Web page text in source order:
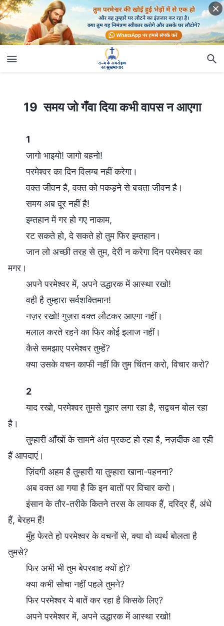
19 समय जो गँवा दिया कभी वापस न आएगा
19 समय जो गँवा दिया कभी वापस न आएगा
1
जागो भाइयो! जागो बहनो!
परमेश्वर का दिन विलम्ब नहीं करेगा।
वक्त जीवन है, वक्त को पकड़ने से बचता जीवन है।
समय अब दूर नहीं है!
इम्तहान में गर हो गए नाकाम,
रट सकते हो, दे सकते हो तुम फिर इम्तहान।
जान लो अच्छी तरह से तुम, देरी न करेगा दिन परमेश्वर का
मगर।
अपने परमेश्वर में, अपने उद्धारक में आस्था रखो!
वही है तुम्हारा सर्वशक्तिमान!
नज़र रखो! गुज़रा वक्त लौटकर आएगा नहीं।
मलाल करते रहने का फिर कोई इलाज नहीं।
कैसे समझाए परमेश्वर तुम्हें?
क्या उसके वचन काफी नहीं कि तुम चिंतन करो, विचार करो?
2
याद रखो, परमेश्वर तुमसे गुहार लगा रहा है, सद्वचन बोल रहा
है।
तुम्हारी आँखों के सामने अंत प्रकट हो रहा है, नज़दीक आ रही
हैं आपदाएं।
ज़िंदगी अहम है तुम्हारी या तुम्हारा खाना-पहनना?
अब वक्त आ गया है कि इन बातों पर विचार करो।
इंसान के तौर-तरीके कितने तरस के लायक हैं, दरिद्र हैं, अंधे
हैं, बेरहम हैं!
मुँह फेरते हो परमेश्वर के वचनों से, क्या वो व्यर्थ बोलता है
तुमसे?
फिर अभी भी तुम बेपरवाह क्यों हो?
क्या कभी सोचा नहीं पहले तुमने?
फिर परमेश्वर ये बातें कर रहा है किसके लिए?
अपने परमेश्वर में, अपने उद्धारक में आस्था रखो!